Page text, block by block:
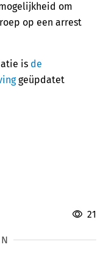
om
op een arrest
is de
geüpdatet
21